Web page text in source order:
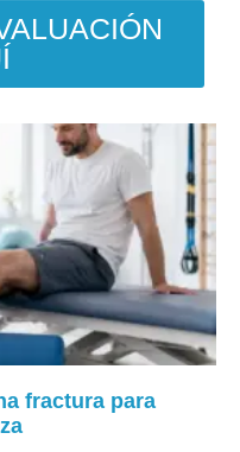
fractura para